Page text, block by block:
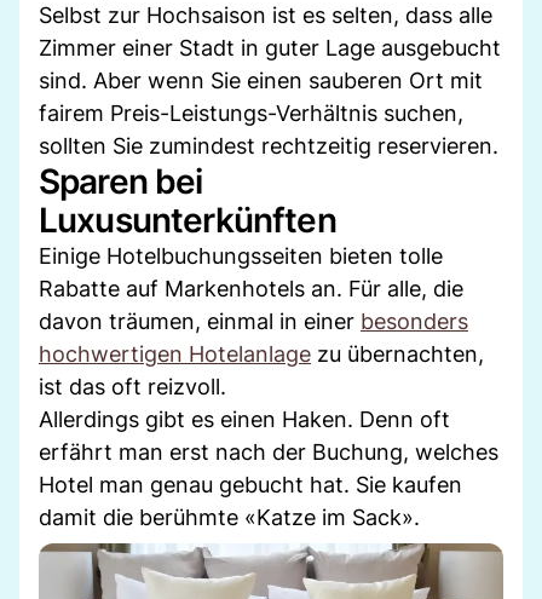
Selbst zur Hochsaison ist es selten, dass alle
Zimmer einer Stadt in guter Lage ausgebucht
sind. Aber wenn Sie einen sauberen Ort mit
fairem Preis-Leistungs-Verhältnis suchen,
sollten Sie zumindest rechtzeitig reservieren.
Sparen bei
Luxusunterkünften
Einige Hotelbuchungsseiten bieten tolle
Rabatte auf Markenhotels an. Für alle, die
davon träumen, einmal in einer besonders
hochwertigen Hotelanlage zu übernachten,
ist das oft reizvoll.
Allerdings gibt es einen Haken. Denn oft
erfährt man erst nach der Buchung, welches
Hotel man genau gebucht hat. Sie kaufen
damit die berühmte «Katze im Sack».